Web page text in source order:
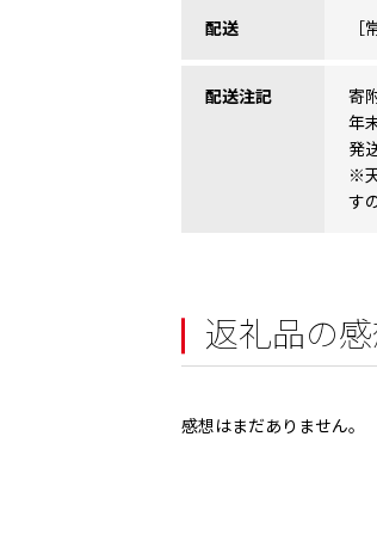
配送 ［
配送注記
寄
年
発
※
す
返礼品の
感想はまだありません。